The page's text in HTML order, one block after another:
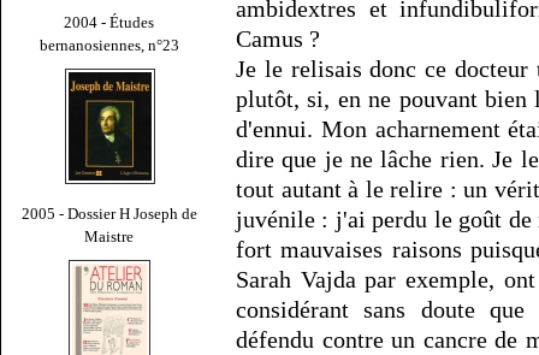
2004 - Études
bernanosiennes, n°23
2005 - Dossier H Joseph de
Maistre
ambidextres et
Camus ?
Je le relisais donc ce
plutôt, si, en ne pouvant
d'ennui. Mon acharnement
dire que je ne lâche rien. Je
tout autant à le relire : un
juvénile : j'ai perdu le goût
fort mauvaises raisons
Sarah Vajda par exemple,
considérant sans doute
défendu contre un cancre de